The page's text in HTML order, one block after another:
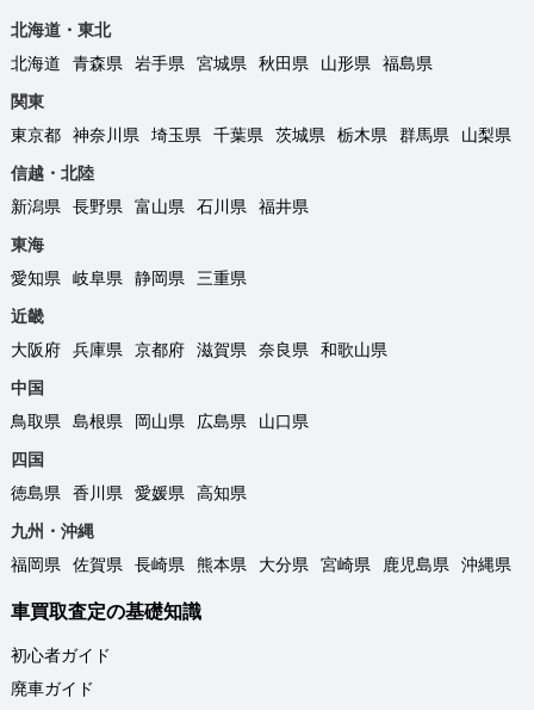
北海道・東北
北海道
青森県 岩手県 宮城県 秋田県 山形県
福島県
関東
東京都
神奈川県 埼玉県 千葉県 茨城県 栃木県 群馬県
山梨県
信越・北陸
新潟県
長野県 富山県 石川県
福井県
東海
愛知県
岐阜県 静岡県
三重県
近畿
大阪府
兵庫県 京都府 滋賀県 奈良県
和歌山県
中国
鳥取県
島根県 岡山県 広島県
山口県
四国
徳島県
香川県 愛媛県
高知県
九州・沖縄
福岡県
佐賀県 長崎県 熊本県 大分県 宮崎県 鹿児島県 沖縄県
車買取査定の基礎知識
初心者ガイド
廃車ガイド